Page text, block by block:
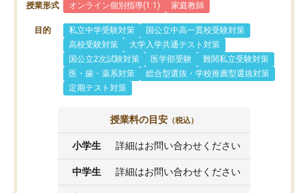
授業形式 オンライン個別指導(1:1) 家庭教師
目的 私立中学受験対策
国公立中高一貫校受験対策
高校受験対策
大学入学共通テスト対策
国公立2次試験対策
医学部受験
難関私立受験対策
医・歯・薬系対策
総合型選抜・学校推薦型選抜対策
定期テスト対策
授業料の目安 （税込）
小学生 詳細はお問い合わせください
中学生 詳細はお問い合わせください